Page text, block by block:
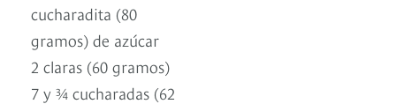
cucharadita (80
gramos) de azúcar
2 claras (60 gramos)
7 y ¾ cucharadas (62